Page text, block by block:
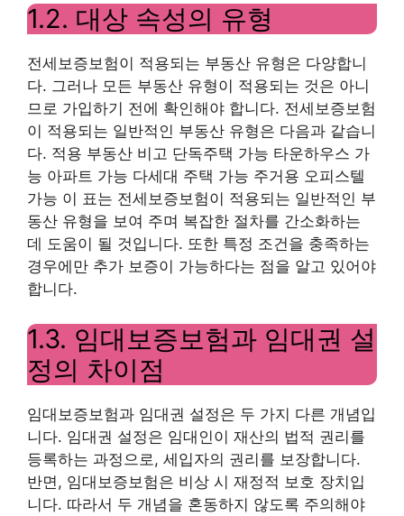
1.2. 대상 속성의 유형
전세보증보험이 적용되는 부동산 유형은 다양합니
다. 그러나 모든 부동산 유형이 적용되는 것은 아니
므로 가입하기 전에 확인해야 합니다. 전세보증보험
이 적용되는 일반적인 부동산 유형은 다음과 같습니
다. 적용 부동산 비고 단독주택 가능 타운하우스 가
능 아파트 가능 다세대 주택 가능 주거용 오피스텔
가능 이 표는 전세보증보험이 적용되는 일반적인 부
동산 유형을 보여 주며 복잡한 절차를 간소화하는
데 도움이 될 것입니다. 또한 특정 조건을 충족하는
경우에만 추가 보증이 가능하다는 점을 알고 있어야
합니다.
1.3. 임대보증보험과 임대권 설
정의 차이점
임대보증보험과 임대권 설정은 두 가지 다른 개념입
니다. 임대권 설정은 임대인이 재산의 법적 권리를
등록하는 과정으로, 세입자의 권리를 보장합니다.
반면, 임대보증보험은 비상 시 재정적 보호 장치입
니다. 따라서 두 개념을 혼동하지 않도록 주의해야